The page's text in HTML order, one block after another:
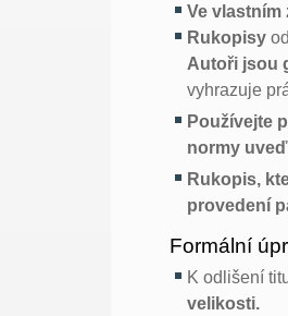
Ve
Rukopisy
Autoři jsou
vyhrazuje
Používejte
normy
Rukopis,
provedení
Formální
K odlišení
velikosti.